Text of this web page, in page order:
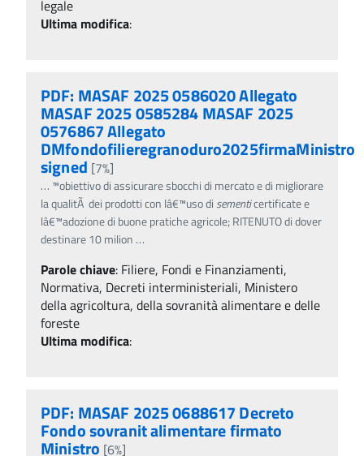
legale
Ultima modifica:
PDF: MASAF 2025 0586020 Allegato
MASAF 2025 0585284 MASAF 2025
0576867 Allegato
DMfondofilieregranoduro2025firmaMinistro
signed [7%]
… ™obiettivo di assicurare sbocchi di mercato e di migliorare
la qualitÃ dei prodotti con lâ€™uso disementicertificate e
lâ€™adozione di buone pratiche agricole; RITENUTO di dover
destinare 10 milion …
Parole chiave: Filiere, Fondi e Finanziamenti,
Normativa, Decreti interministeriali, Ministero
della agricoltura, della sovranità alimentare e delle
foreste
Ultima modifica:
PDF: MASAF 2025 0688617 Decreto
Fondo sovranit alimentare firmato
Ministro [6%]